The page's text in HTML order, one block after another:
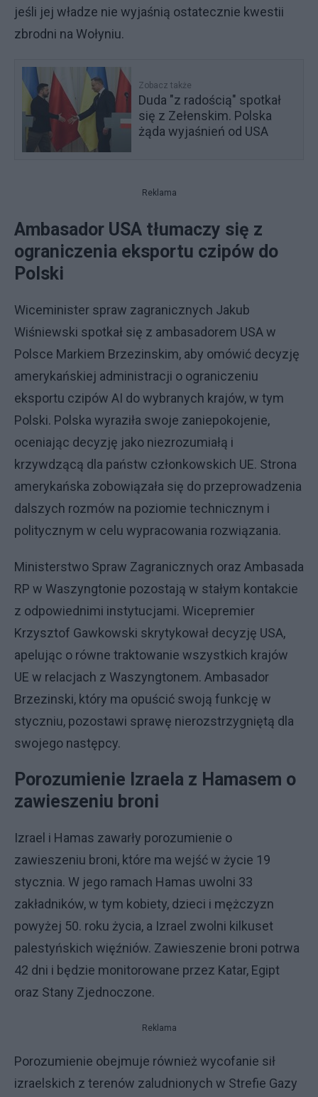
jeśli jej władze nie wyjaśnią ostatecznie kwestii
zbrodni na Wołyniu.
Zobacz także
Duda "z radością" spotkał
się z Zełenskim. Polska
żąda wyjaśnień od USA
Reklama
Ambasador USA tłumaczy się z
ograniczenia eksportu czipów do
Polski
Wiceminister spraw zagranicznych Jakub
Wiśniewski spotkał się z ambasadorem USA w
Polsce Markiem Brzezinskim, aby omówić decyzję
amerykańskiej administracji o ograniczeniu
eksportu czipów AI do wybranych krajów, w tym
Polski. Polska wyraziła swoje zaniepokojenie,
oceniając decyzję jako niezrozumiałą i
krzywdzącą dla państw członkowskich UE. Strona
amerykańska zobowiązała się do przeprowadzenia
dalszych rozmów na poziomie technicznym i
politycznym w celu wypracowania rozwiązania.
Ministerstwo Spraw Zagranicznych oraz Ambasada
RP w Waszyngtonie pozostają w stałym kontakcie
z odpowiednimi instytucjami. Wicepremier
Krzysztof Gawkowski skrytykował decyzję USA,
apelując o równe traktowanie wszystkich krajów
UE w relacjach z Waszyngtonem. Ambasador
Brzezinski, który ma opuścić swoją funkcję w
styczniu, pozostawi sprawę nierozstrzygniętą dla
swojego następcy.
Porozumienie Izraela z Hamasem o
zawieszeniu broni
Izrael i Hamas zawarły porozumienie o
zawieszeniu broni, które ma wejść w życie 19
stycznia. W jego ramach Hamas uwolni 33
zakładników, w tym kobiety, dzieci i mężczyzn
powyżej 50. roku życia, a Izrael zwolni kilkuset
palestyńskich więźniów. Zawieszenie broni potrwa
42 dni i będzie monitorowane przez Katar, Egipt
oraz Stany Zjednoczone.
Reklama
Porozumienie obejmuje również wycofanie sił
izraelskich z terenów zaludnionych w Strefie Gazy